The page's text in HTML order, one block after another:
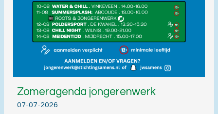
Zomeragenda jongerenwerk
07-07-2026